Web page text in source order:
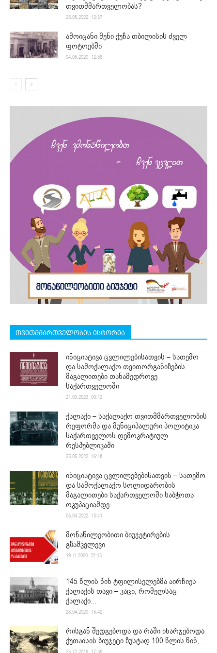
თვითმმართველობას?
25.05.2022. 12:37
ამოიცანი შენი ქუჩა თბილისის ძველ
ფოტოებში
04.05.2020. 12:58
თვითმმართველობის ისტორია
ინიციატივა ცვლილებისათვის – სათემო
და სამოქალაქო თვითორგანიზების
მაგალითები თანამედროვე
საქართველოში
21.03.2023. 00:12
ქალაქი – საქალაქო თვითმმართველობის
რეფორმა და მუნიციპალური პოლიტიკა
საქართველოს დემოკრატიულ
რესპუბლიკაში
25.05.2022. 16:18
ინიციატივა ცვლილებებისათვის – სათემო
და სამოქალაქო სოლიდარობის
მაგალითები საქართველოში საბჭოთა
ოკუპაციამდე
05.04.2022. 13:41
მონაწილეობითი ბიუჯეტირების
გზამკვლევი
19.11.2020. 22:13
145 წლის წინ ტფილისელებმა აირჩიეს
ქალაქის თავი – კაცი, რომელსაც
ქალაქი...
28.04.2020. 15:42
რისგან შედგებოდა და რაში იხარჯებოდა
ქუთაისის ბიუჯეტი ზუსტად 100 წლის წინ,...